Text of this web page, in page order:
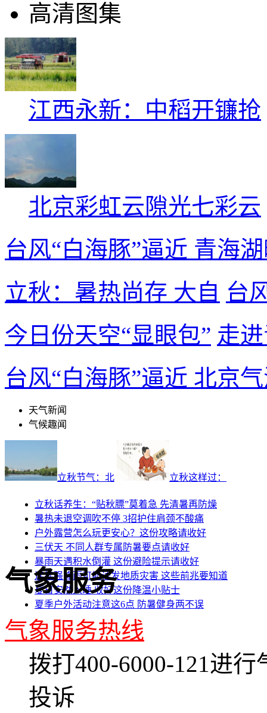
高清图集
江西永新：中稻开镰抢
北京彩虹云隙光七彩云
台风“白海豚”逼近 青海
立秋：暑热尚存 大自 台
今日份天空“显眼包” 走
台风“白海豚”逼近 北京
天气新闻
气候趣闻
立秋节气：北 立秋这样过：
立秋话养生：“贴秋膘”莫着急 先清暑再防燥
暑热未退空调吹不停 3招护住肩颈不酸痛
户外露营怎么玩更安心？这份攻略请收好
三伏天 不同人群专属防暑要点请收好
暴雨天遇积水倒灌 这份避险提示请收好
连续强降雨可能诱发地质灾害 这些前兆要知道
夏日安然入睡 收好这份降温小贴士
夏季户外活动注意这6点 防暑健身两不误
气象服务
气象服务热线
拨打400-6000-121进
投诉